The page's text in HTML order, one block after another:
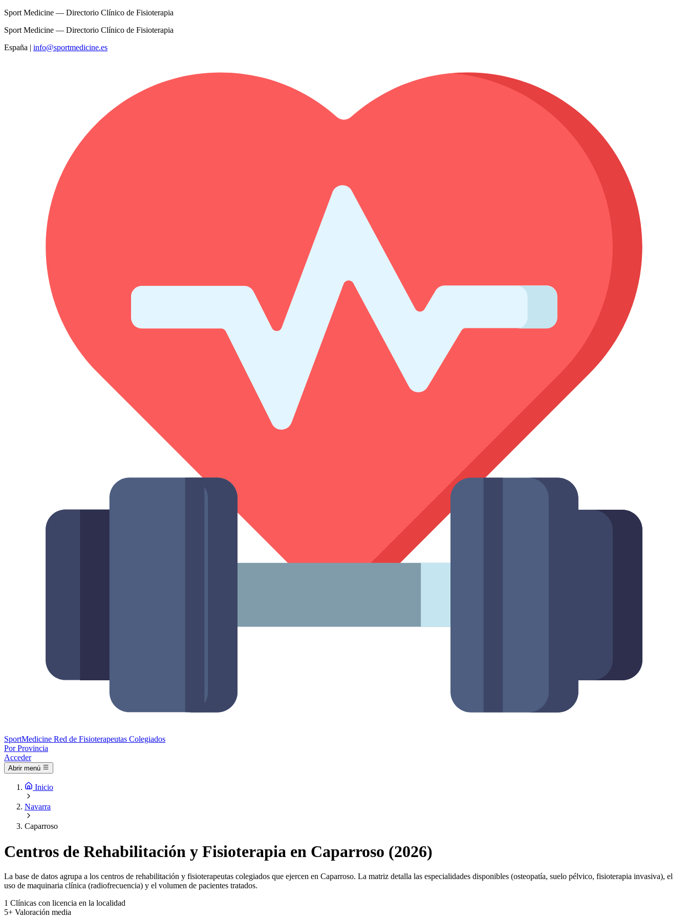
Sport Medicine — Directorio Clínico de Fisioterapia
Sport Medicine — Directorio Clínico de Fisioterapia
España | info@sportmedicine.es
SportMedicine Red de Fisioterapeutas Colegiados
Por Provincia
Acceder
Abrir menú
Inicio
Navarra
Caparroso
Centros de Rehabilitación y Fisioterapia en Caparroso (2026)
La base de datos agrupa a los centros de rehabilitación y fisioterapeutas colegiados que ejercen en Caparroso. La matriz detalla las especialidades disponibles (osteopatía, suelo pélvico, fisioterapia invasiva), el
uso de maquinaria clínica (radiofrecuencia) y el volumen de pacientes tratados.
1 Clínicas con licencia en la localidad
5+ Valoración media